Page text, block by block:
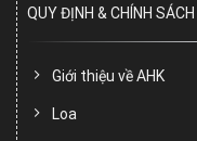
QUY ĐỊNH & CHÍNH SÁCH
Giới thiệu về AHK
Loa